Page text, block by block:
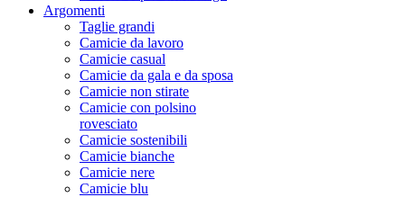
Argomenti
Taglie grandi
Camicie da lavoro
Camicie casual
Camicie da gala e da sposa
Camicie non stirate
Camicie con polsino
rovesciato
Camicie sostenibili
Camicie bianche
Camicie nere
Camicie blu